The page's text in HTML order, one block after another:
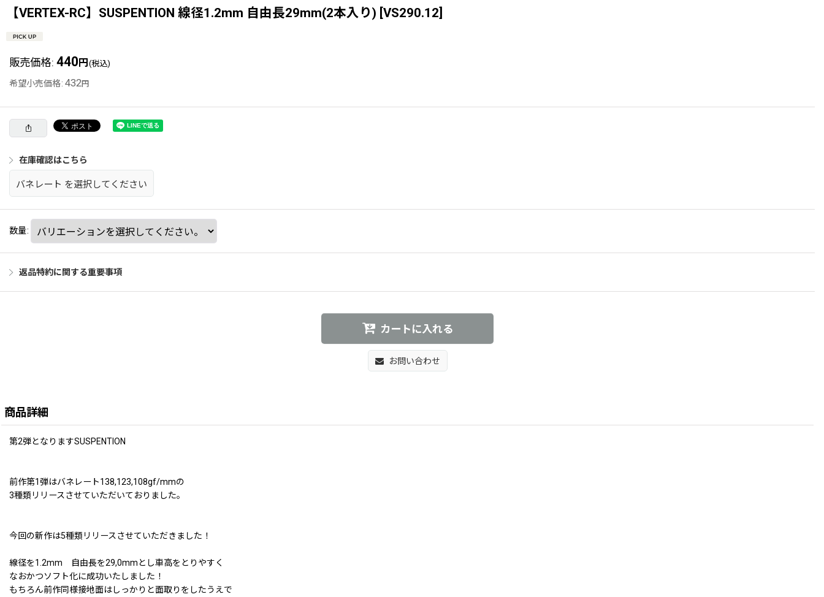
【VERTEX-RC】SUSPENTION 線径1.2mm 自由長29mm(2本入り) [VS290.12]
販売価格: 440 円 (税込)
希望小売価格: 432円
在庫確認はこちら
バネレート を選択してください
数量:
返品特約に関する重要事項
カートに入れる
お問い合わせ
商品詳細
第2弾となりますSUSPENTION
前作第1弾はバネレート138,123,108gf/mmの
3種類リリースさせていただいておりました。
今回の新作は5種類リリースさせていただきました！
線径を1.2mm 自由長を29,0mmとし車高をとりやすく
なおかつソフト化に成功いたしました！
もちろん前作同様接地面はしっかりと面取りをしたうえで